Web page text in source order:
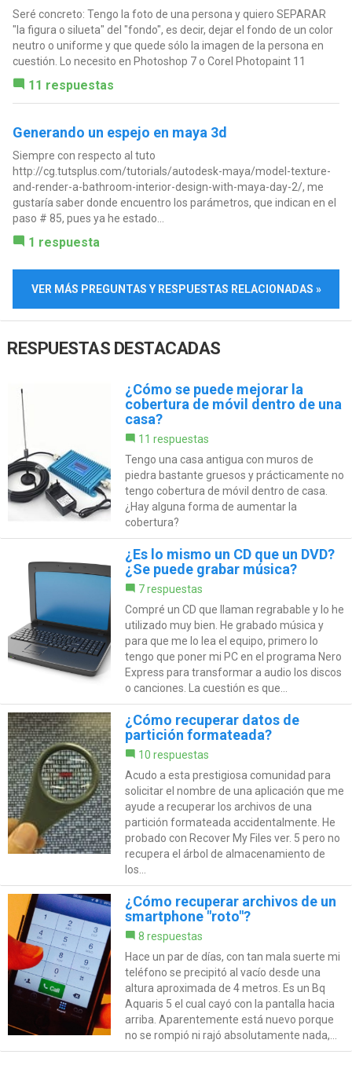
Seré concreto: Tengo la foto de una persona y quiero SEPARAR
"la figura o silueta" del "fondo", es decir, dejar el fondo de un color
neutro o uniforme y que quede sólo la imagen de la persona en
cuestión. Lo necesito en Photoshop 7 o Corel Photopaint 11
11 respuestas
Generando un espejo en maya 3d
Siempre con respecto al tuto
http://cg.tutsplus.com/tutorials/autodesk-maya/model-texture-
and-render-a-bathroom-interior-design-with-maya-day-2/, me
gustaría saber donde encuentro los parámetros, que indican en el
paso # 85, pues ya he estado...
1 respuesta
VER MÁS PREGUNTAS Y RESPUESTAS RELACIONADAS »
RESPUESTAS DESTACADAS
¿Cómo se puede mejorar la
cobertura de móvil dentro de una
casa?
11 respuestas
Tengo una casa antigua con muros de
piedra bastante gruesos y prácticamente no
tengo cobertura de móvil dentro de casa.
¿Hay alguna forma de aumentar la
cobertura?
¿Es lo mismo un CD que un DVD?
¿Se puede grabar música?
7 respuestas
Compré un CD que llaman regrabable y lo he
utilizado muy bien. He grabado música y
para que me lo lea el equipo, primero lo
tengo que poner mi PC en el programa Nero
Express para transformar a audio los discos
o canciones. La cuestión es que...
¿Cómo recuperar datos de
partición formateada?
10 respuestas
Acudo a esta prestigiosa comunidad para
solicitar el nombre de una aplicación que me
ayude a recuperar los archivos de una
partición formateada accidentalmente. He
probado con Recover My Files ver. 5 pero no
recupera el árbol de almacenamiento de
los...
¿Cómo recuperar archivos de un
smartphone "roto"?
8 respuestas
Hace un par de días, con tan mala suerte mi
teléfono se precipitó al vacío desde una
altura aproximada de 4 metros. Es un Bq
Aquaris 5 el cual cayó con la pantalla hacia
arriba. Aparentemente está nuevo porque
no se rompió ni rajó absolutamente nada,...